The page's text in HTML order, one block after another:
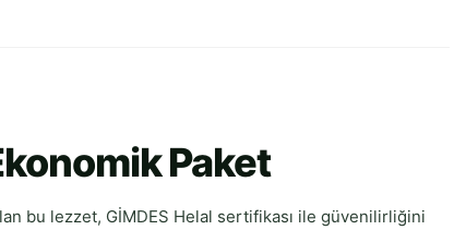
Paket
bu lezzet, GİMDES Helal sertifikası ile güvenilirliğini